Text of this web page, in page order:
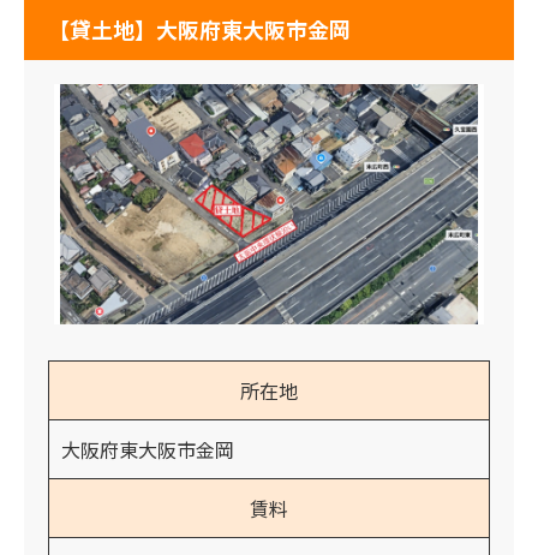
【貸土地】大阪府東大阪市金岡
所在地
大阪府東大阪市金岡
賃料